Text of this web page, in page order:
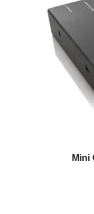
Mini